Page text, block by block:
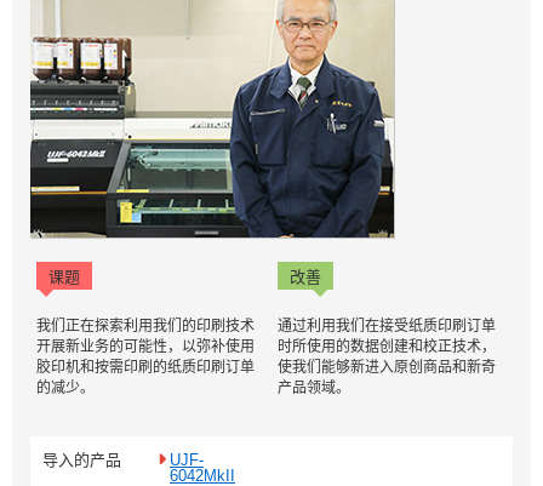
课题 改善
我们正在探索利用我们的印刷技术
开展新业务的可能性，以弥补使用
胶印机和按需印刷的纸质印刷订单
的减少。
通过利用我们在接受纸质印刷订单
时所使用的数据创建和校正技术，
使我们能够新进入原创商品和新奇
产品领域。
导入的产品
UJF-
6042MkII